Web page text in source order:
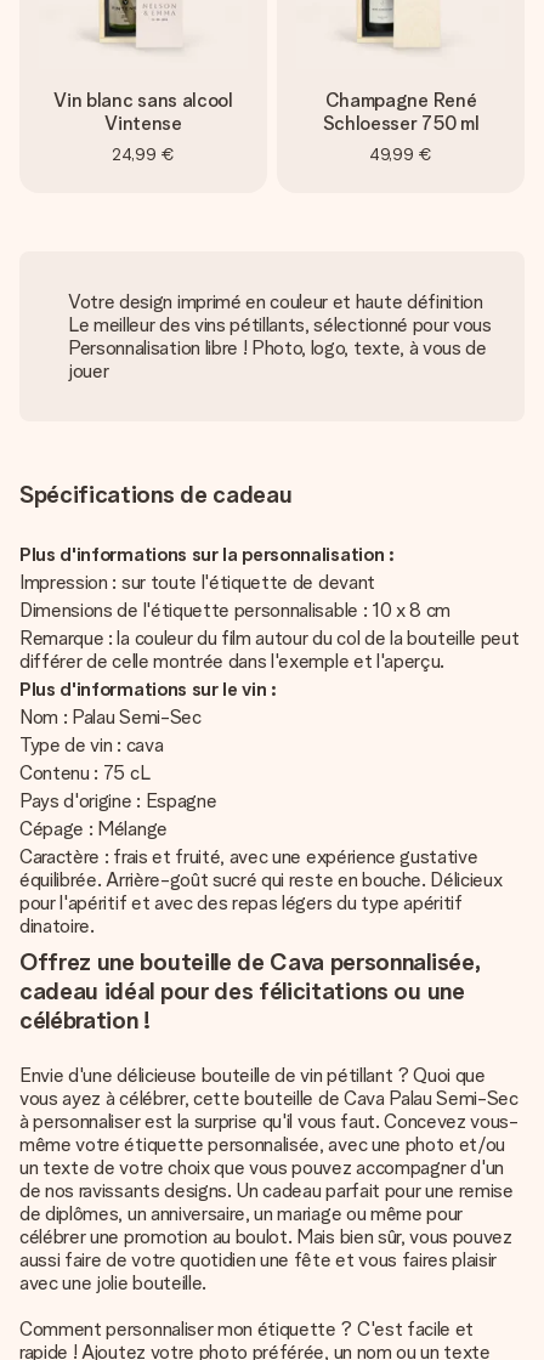
Vin blanc sans alcool
Vintense
24,99 €
Champagne René
Schloesser 750 ml
49,99 €
Votre design imprimé en couleur et haute définition
Le meilleur des vins pétillants, sélectionné pour vous
Personnalisation libre ! Photo, logo, texte, à vous de
jouer
Spécifications de cadeau
Plus d'informations sur la personnalisation :
Impression : sur toute l'étiquette de devant
Dimensions de l'étiquette personnalisable : 10 x 8 cm
Remarque : la couleur du film autour du col de la bouteille peut
différer de celle montrée dans l'exemple et l'aperçu.
Plus d'informations sur le vin :
Nom : Palau Semi-Sec
Type de vin : cava
Contenu : 75 cL
Pays d'origine : Espagne
Cépage : Mélange
Caractère : frais et fruité, avec une expérience gustative
équilibrée. Arrière-goût sucré qui reste en bouche. Délicieux
pour l'apéritif et avec des repas légers du type apéritif
dinatoire.
Offrez une bouteille de Cava personnalisée,
cadeau idéal pour des félicitations ou une
célébration !
Envie d'une délicieuse bouteille de vin pétillant ? Quoi que
vous ayez à célébrer, cette bouteille de Cava Palau Semi-Sec
à personnaliser est la surprise qu'il vous faut. Concevez vous-
même votre étiquette personnalisée, avec une photo et/ou
un texte de votre choix que vous pouvez accompagner d'un
de nos ravissants designs. Un cadeau parfait pour une remise
de diplômes, un anniversaire, un mariage ou même pour
célébrer une promotion au boulot. Mais bien sûr, vous pouvez
aussi faire de votre quotidien une fête et vous faires plaisir
avec une jolie bouteille.
Comment personnaliser mon étiquette ? C'est facile et
rapide ! Ajoutez votre photo préférée, un nom ou un texte